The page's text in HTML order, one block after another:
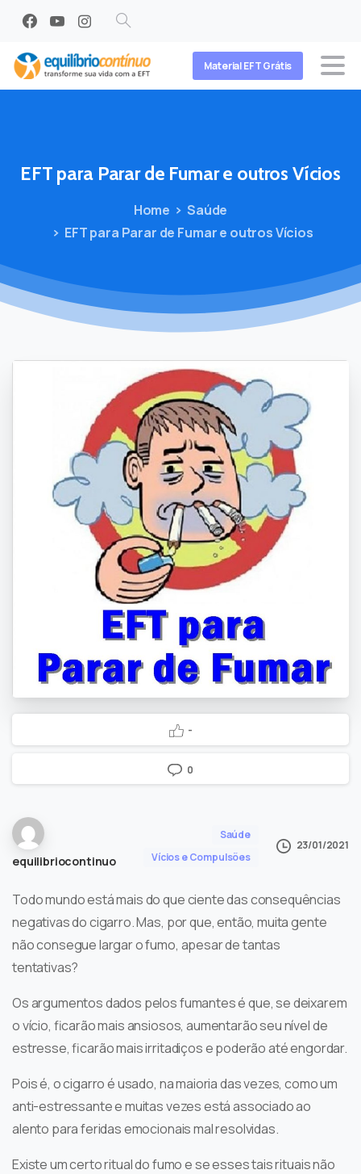
Search
Material EFT Grátis
EFT para Parar de Fumare outros Vícios
Home
Saúde
EFT para Parar de Fumar e outros Vícios
-
0
equilibriocontinuo
Saúde
Vícios e Compulsões
23/01/2021
Todo mundo está mais do que ciente das consequências
negativas do cigarro. Mas, por que, então, muita gente
não consegue largar o fumo, apesar de tantas
tentativas?
Os argumentos dados pelos fumantes é que, se deixarem
o vício, ficarão mais ansiosos, aumentarão seu nível de
estresse, ficarão mais irritadiços e poderão até engordar.
Pois é, o cigarro é usado, na maioria das vezes, como um
anti-estressante e muitas vezes está associado ao
alento para feridas emocionais mal resolvidas.
Existe um certo ritual do fumo e se esses tais rituais não